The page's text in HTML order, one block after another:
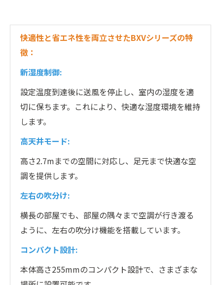
快適性と省エネ性を両立させたBXVシリーズの特
徴：
新湿度制御:
設定温度到達後に送風を停止し、室内の湿度を適
切に保ちます。これにより、快適な湿度環境を維持
します。
高天井モード:
高さ2.7mまでの空間に対応し、足元まで快適な空
調を提供します。
左右の吹分け:
横長の部屋でも、部屋の隅々まで空調が行き渡る
ように、左右の吹分け機能を搭載しています。
コンパクト設計:
本体高さ255mmのコンパクト設計で、さまざまな